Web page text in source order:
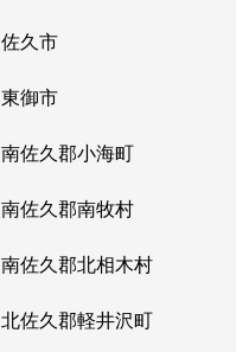
佐久市
東御市
南佐久郡小海町
南佐久郡南牧村
南佐久郡北相木村
北佐久郡軽井沢町